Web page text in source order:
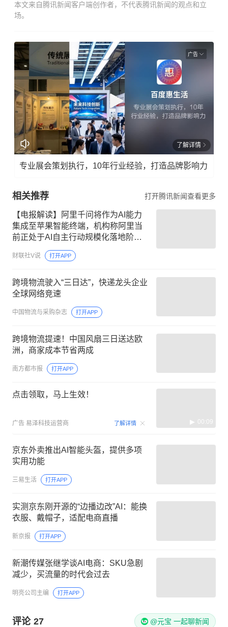
本文来自腾讯新闻客户端创作者，不代表腾讯新闻的观点和立
场。
广告
了解详情
专业展会策划执行，10年行业经验，打造品牌影响力
相关推荐 打开腾讯新闻查看更多
【电报解读】阿里千问将作为AI能力
集成至苹果智能终端，机构称阿里当
前正处于AI自主行动规模化落地阶
段，这家公司与阿里在AI应用、算力
等多个领域订单持续落地
财联社V说 打开APP
跨境物流驶入“三日达”，快递龙头企业
全球网络竞速
中国物流与采购杂志 打开APP
跨境物流提速！中国风扇三日送达欧
洲，商家成本节省两成
南方都市报 打开APP
点击领取，马上生效！
广告 易泽科技运营商 了解详情 00:09
京东外卖推出AI智能头盔，提供多项
实用功能
三易生活 打开APP
实测京东刚开源的“边播边改”AI：能换
衣服、戴帽子，适配电商直播
新京报 打开APP
新潮传媒张继学谈AI电商：SKU急剧
减少，买流量的时代会过去
明亮公司主编 打开APP
评论 27 @元宝 一起聊新闻